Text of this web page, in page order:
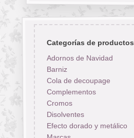
Categorías de productos
Adornos de Navidad
Barniz
Cola de decoupage
Complementos
Cromos
Disolventes
Efecto dorado y metálico